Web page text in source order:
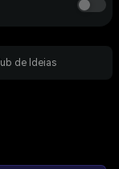
de Ideias